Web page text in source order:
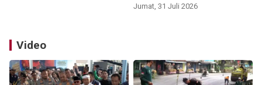
Jumat, 31 Juli 2026
Video